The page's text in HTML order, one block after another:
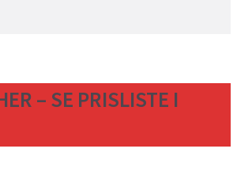
– SE PRISLISTE I